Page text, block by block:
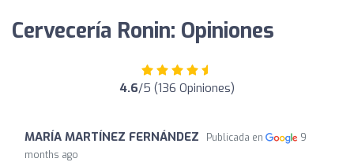
Cervecería Ronin: Opiniones
4.6/5 (136 Opiniones)
MARÍA MARTÍNEZ FERNÁNDEZ Publicada en
9
months ago